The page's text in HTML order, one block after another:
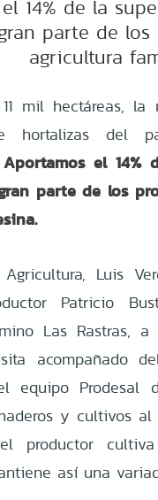
14% de la
parte de
agricultura
mil hectáreas,
hortalizas del
Aportamos el 14%
parte de los
Luis
Patricio
Las Rastras,
acompañado
equipo Prodesal
y cultivos
productor
así una